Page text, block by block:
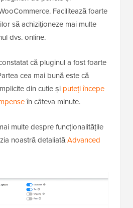
Facilitează foarte
să achiziționeze mai multe
dvs. online.
că pluginul a fost foarte
cea mai bună este că
din cutie și puteți începe
în câteva minute.
multe despre funcționalitățile
noastră detaliatăAdvanced